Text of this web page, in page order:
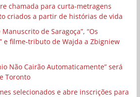
chamada para curta-metragens
criados a partir de histórias de vida
de Saragoça”, “Os
e filme-tributo de Wajda a Zbigniew
Não Cairão Automaticamente” será
Toronto
selecionados e abre inscrições para